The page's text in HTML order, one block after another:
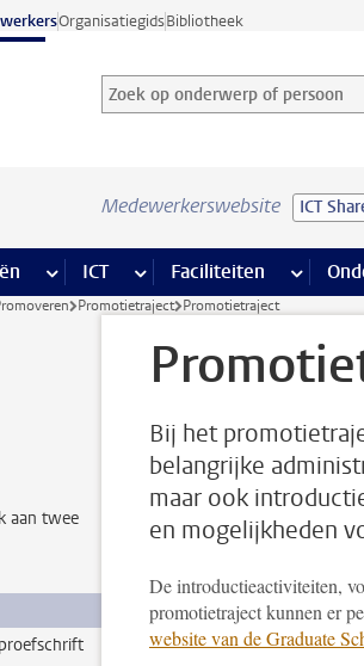
OrganisatiegidsBibliotheek
Zoek op onderwerp of persoon en
Zoekterm
Medewerkerswebsite ICT
meer Financiën pagina’s
ICT meer ICT pagina’s
Faciliteiten meer
Promotietraject Promotietraject
aan twee
Bij het
belangrijke
maar ook
en mogelijkheden
De introductieactiviteiten,
promotietraject kunnen er
website van de Graduate